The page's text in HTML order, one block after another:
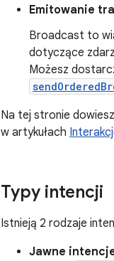
Emitowanie
Broadcast to
dotyczące
Możesz
Na tej stronie
w artykułach
Typy intencji
Istnieją 2 rodzaje
Jawne